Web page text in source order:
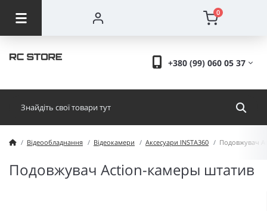
0
+380 (99) 060 05 37
Відеообладнання Відеокамери Аксесуари INSTA360 Подовжувач
Подовжувач Action-камеры штатив